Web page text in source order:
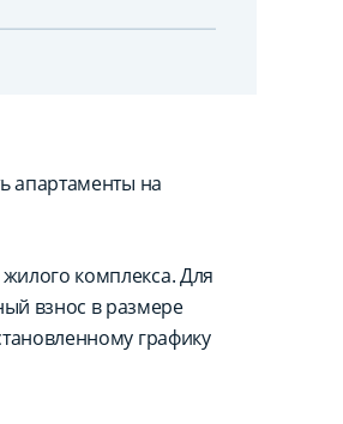
апартаменты на
комплекса. Для
взнос в размере
графику